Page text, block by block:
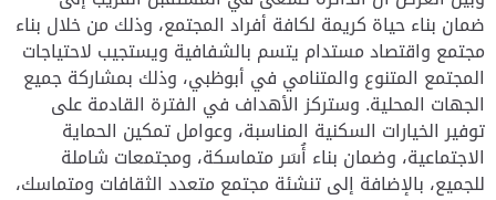
ضمان بناء حياة كريمة لكافة أفراد المجتمع، وذلك من خلال بناء
مجتمع واقتصاد مستدام يتسم بالشفافية ويستجيب لاحتياجات
المجتمع المتنوع والمتنامي في أبوظبي، وذلك بمشاركة جميع
الجهات المحلية. وستركز الأهداف في الفترة القادمة على
توفير الخيارات السكنية المناسبة، وعوامل تمكين الحماية
الاجتماعية، وضمان بناء أُسَر متماسكة، ومجتمعات شاملة
للجميع، بالإضافة إلى تنشئة مجتمع متعدد الثقافات ومتماسك،